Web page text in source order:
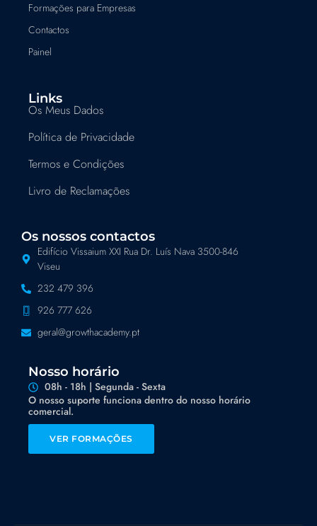
Formações para Empresas
Contactos
Painel
Links
Os Meus Dados
Política de Privacidade
Termos e Condições
Livro de Reclamações
Os nossos contactos
Edifício Vissaium XXI Rua Dr. Luís Nava 3500-846
Viseu
232 479 396
926 777 626
geral@growthacademy.pt
Nosso horário
08h - 18h | Segunda - Sexta
O nosso suporte funciona dentro do nosso horário
comercial.
VER FORMAÇÕES